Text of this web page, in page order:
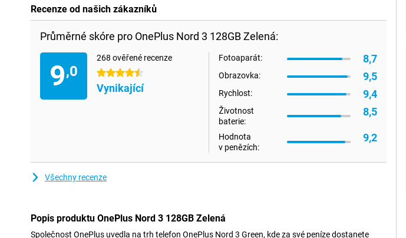
Recenze od našich zákazníků
Průměrné skóre pro OnePlus Nord 3 128GB Zelená:
9,0
268 ověřené recenze
4.5 hvězdičky
Vynikající
Fotoaparát: 8,7
Obrazovka: 9,5
Rychlost: 9,4
Životnost
baterie:
8,5
Hodnota
v penězích:
9,2
Všechny recenze
Popis produktu OnePlus Nord 3 128GB Zelená
Společnost OnePlus uvedla na trh telefon OnePlus Nord 3 Green, kde za své peníze dostanete